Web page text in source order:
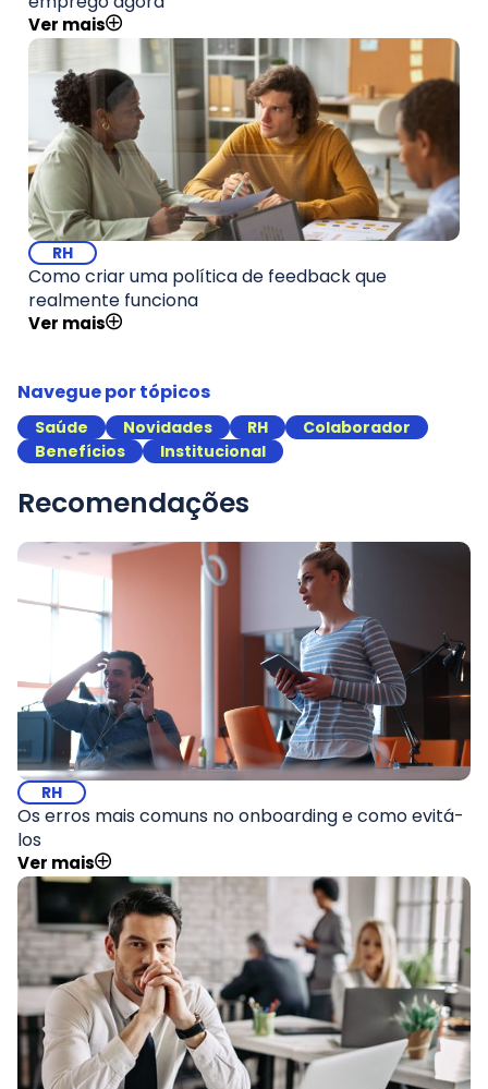
Ver mais
RH
Como criar uma política de feedback que
realmente funciona
Ver mais
Navegue por tópicos
Saúde Novidades RH
Colaborador
Benefícios
Institucional
Recomendações
RH
Os erros mais comuns no onboarding e como evitá-
los
Ver mais